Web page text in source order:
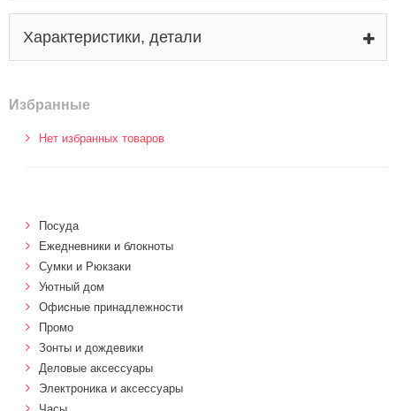
Характеристики, детали
Избранные
Нет избранных товаров
Посуда
Ежедневники и блокноты
Сумки и Рюкзаки
Уютный дом
Офисные принадлежности
Промо
Зонты и дождевики
Деловые аксессуары
Электроника и аксессуары